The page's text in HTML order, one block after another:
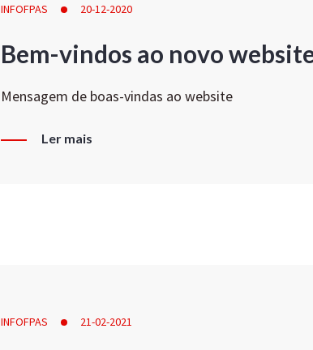
INFOFPAS 20-12-2020
Bem-vindos ao novo
Mensagem de boas-vindas ao website
Ler mais
INFOFPAS 21-02-2021